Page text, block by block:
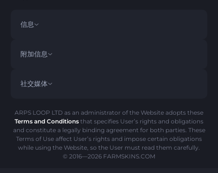
信息
条款与条件
退款政策
COOKIE 政策
附加信息
常见问题解答
PICK’EM 历史
社交媒体
ARPS LOOP LTD as an administrator of the Website adopts these
Terms and Conditions that specifies User’s rights and obligations
and constitute a legally binding agreement for both parties. These
Terms of Use affect User’s rights and impose certain obligations
while using the Website, so the User must read them carefully.
© 2016—2026 FARMSKINS.COM